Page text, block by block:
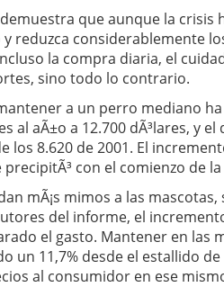
que aunque la crisis
reduzca considerablemente
la compra diaria, el
sino todo lo contrario.
a un perro mediano
al aÃ±o a 12.700 dÃ³lares, y
los 8.620 de 2001. El
precipitÃ³ con el comienzo de
mÃ¡s mimos a las
del informe, el
el gasto. Mantener en las
un 11,7% desde el estallido
al consumidor en ese